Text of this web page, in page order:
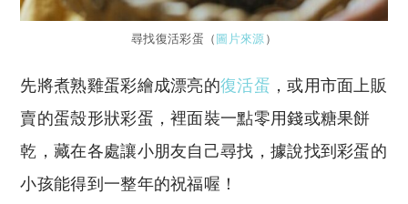
尋找復活彩蛋（ 圖片來源 ）
先將煮熟雞蛋彩繪成漂亮的復活蛋 ，或用市面上販
賣的蛋殼形狀彩蛋，裡面裝一點零用錢或糖果餅
乾，藏在各處讓小朋友自己尋找，據說找到彩蛋的
小孩能得到一整年的祝福喔！